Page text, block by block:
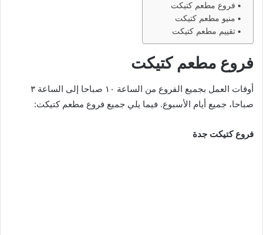
فروع مطعم كتيكت
منيو مطعم كتيكت
تقييم مطعم كتيكت
فروع مطعم كتيكت
أوقات العمل بجميع الفروع من الساعة ١٠ صباحا إلى الساعة ٣
صباحا، جميع أيام الأسبوع. فيما يلي جميع فروع مطعم كتيكت:
فروع كتيكت جدة